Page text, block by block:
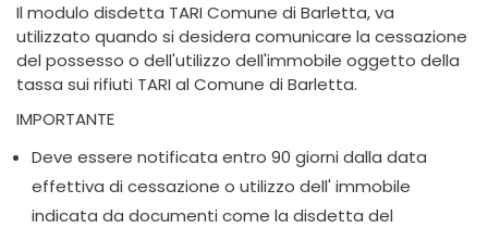
Il modulo disdetta TARI Comune di Barletta, va
utilizzato quando si desidera comunicare la cessazione
del possesso o dell'utilizzo dell'immobile oggetto della
tassa sui rifiuti TARI al Comune di Barletta.
IMPORTANTE
Deve essere notificata entro 90 giorni dalla data
effettiva di cessazione o utilizzo dell' immobile
indicata da documenti come la disdetta del